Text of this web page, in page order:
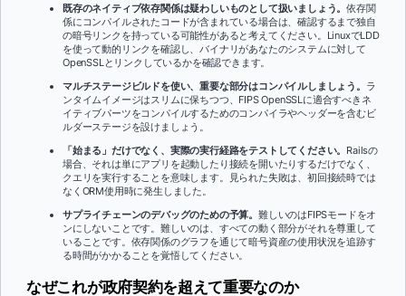
既存のネイティブ依存関係は疑わしいものとして扱いましょう。依存関
係にコンパイルされたコードが含まれている場合は、確認するまで独自
の暗号リンクを持っている可能性があると考えてください。LinuxでLDD
を使って動的リンクを確認し、バイナリがあなたのシステムに対して
OpenSSLとリンクしているかを確認できます。
マルチステージビルドを使い、重要な部分はコンパイルしましょう。 ラ
ンタイムイメージはスリムに保ちつつ、FIPS OpenSSLに適合すべきネ
イティブパーツをコンパイルするためのコンパイラやヘッダーを含むビ
ルダーステージを設けましょう。
「始まる」だけでなく、実際の実行経路をテストしてください。 Railsの
場合、それは単にアプリを起動したり接続を開いたりするだけでなく、
クエリを実行することを意味します。見られた失敗は、初回接続時では
なくORM使用時に発生しました。
サプライチェーンのデバッグのための予算。 難しいのはFIPSモードをオ
ンにしないことです。難しいのは、すべての動く部分がそれを尊重して
いることです。依存関係のグラフを通じて暗号資産の使用状況を追跡す
る時間がかかることを覚悟してください。
なぜこれが政府契約を超えて重要なのか